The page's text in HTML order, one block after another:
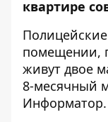
квартире
помещении,
живут двое
8-месячный
Информатор.